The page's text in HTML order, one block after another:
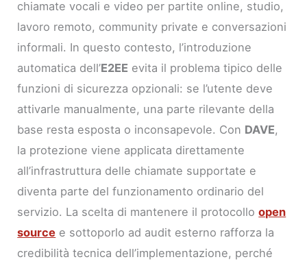
chiamate vocali e video per partite online, studio,
lavoro remoto, community private e conversazioni
informali. In questo contesto, l’introduzione
automatica dell’E2EE evita il problema tipico delle
funzioni di sicurezza opzionali: se l’utente deve
attivarle manualmente, una parte rilevante della
base resta esposta o inconsapevole. Con DAVE,
la protezione viene applicata direttamente
all’infrastruttura delle chiamate supportate e
diventa parte del funzionamento ordinario del
servizio. La scelta di mantenere il protocolloopen
source e sottoporlo ad audit esterno rafforza la
credibilità tecnica dell’implementazione, perché